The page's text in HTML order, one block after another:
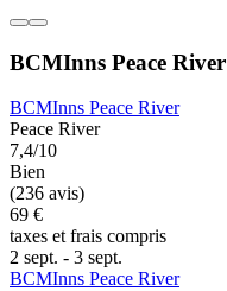
BCMInns Peace River
BCMInns Peace River
Peace River
7,4/10
Bien
(236 avis)
69 €
taxes et frais compris
2 sept. - 3 sept.
BCMInns Peace River